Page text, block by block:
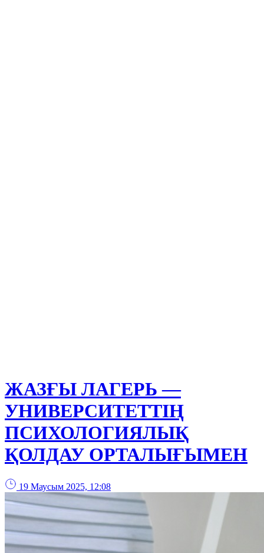
ЖАЗҒЫ ЛАГЕРЬ —
УНИВЕРСИТЕТТІҢ
ПСИХОЛОГИЯЛЫҚ
ҚОЛДАУ ОРТАЛЫҒЫМЕН
19 Маусым 2025, 12:08